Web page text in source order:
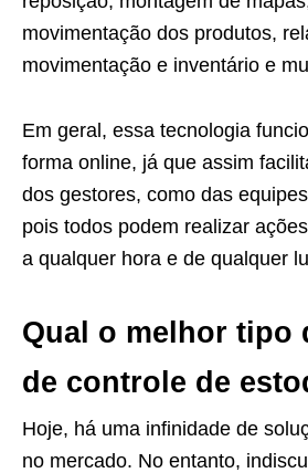
movimentação dos produtos,
movimentação e inventário e
Em geral, essa tecnologia
forma online, já que assim
dos gestores, como das
pois todos podem realizar
a qualquer hora e de qualquer
Qual o melhor tipo
de controle de
Hoje, há uma infinidade de
no mercado. No entanto,